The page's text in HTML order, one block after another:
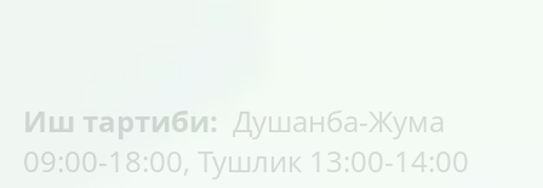
Иш тартиби: Душанба-Жума
09:00-18:00, Тушлик 13:00-14:00